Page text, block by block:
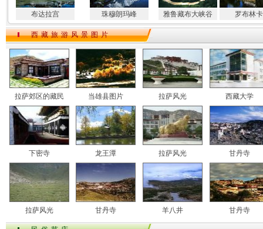
布达拉宫 珠穆朗玛峰 雅鲁藏布大峡谷 罗布林卡
西藏旅游风景图片
拉萨郊区的藏民 当雄县图片 拉萨风光 西藏大学
下密寺 龙王潭 拉萨风光 甘丹寺
拉萨风光 甘丹寺 羊八井 甘丹寺